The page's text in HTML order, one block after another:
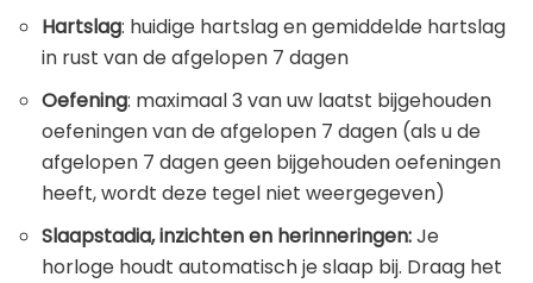
Hartslag: huidige hartslag en gemiddelde hartslag
in rust van de afgelopen 7 dagen
Oefening: maximaal 3 van uw laatst bijgehouden
oefeningen van de afgelopen 7 dagen (als u de
afgelopen 7 dagen geen bijgehouden oefeningen
heeft, wordt deze tegel niet weergegeven)
Slaapstadia, inzichten en herinneringen:Je
horloge houdt automatisch je slaap bij. Draag het